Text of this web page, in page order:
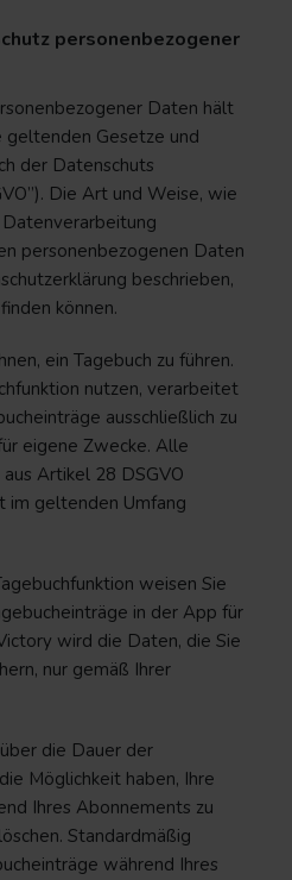
personenbezogener
Daten hält
geltenden Gesetze und
der Datenschuts
Die Art und Weise, wie
personenbezogenen Daten
beschrieben,
können.
ein Tagebuch zu führen.
nutzen, verarbeitet
ausschließlich zu
eigene Zwecke. Alle
Artikel 28 DSGVO
im geltenden Umfang
weisen Sie
in der App für
wird die Daten, die Sie
nur gemäß Ihrer
die Dauer der
Möglichkeit haben, Ihre
Ihres Abonnements zu
Standardmäßig
während Ihres